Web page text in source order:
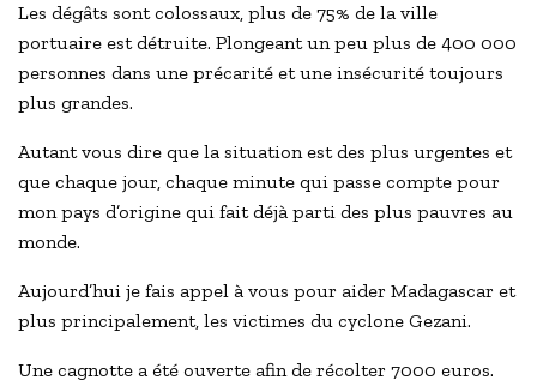
Les dégâts sont colossaux, plus de 75% de la ville
portuaire est détruite. Plongeant un peu plus de 400 000
personnes dans une précarité et une insécurité toujours
plus grandes.
Autant vous dire que la situation est des plus urgentes et
que chaque jour, chaque minute qui passe compte pour
mon pays d’origine qui fait déjà parti des plus pauvres au
monde.
Aujourd’hui je fais appel à vous pour aider Madagascar et
plus principalement, les victimes du cyclone Gezani.
Une cagnotte a été ouverte afin de récolter 7000 euros.